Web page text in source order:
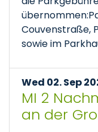
Couvenstraße,
sowie im
Wed 02. Sep
MI 2
an der